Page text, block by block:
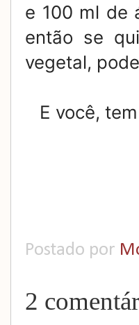
e 100 ml de
então se
vegetal,
E você,
Postado por
2